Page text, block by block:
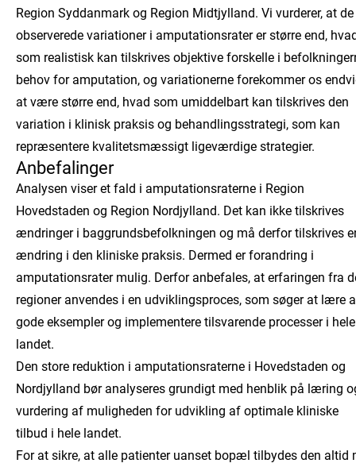
Region Syddanmark og Region Midtjylland. Vi vurderer, at de
observerede variationer i amputationsrater er større end,
som realistisk kan tilskrives objektive forskelle i
behov for amputation, og variationerne forekommer os
at være større end, hvad som umiddelbart kan tilskrives den
variation i klinisk praksis og behandlingsstrategi, som kan
repræsentere kvalitetsmæssigt ligeværdige strategier.
Anbefalinger
Analysen viser et fald i amputationsraterne i Region
Hovedstaden og Region Nordjylland. Det kan ikke tilskrives
ændringer i baggrundsbefolkningen og må derfor tilskrives
ændring i den kliniske praksis. Dermed er forandring i
amputationsrater mulig. Derfor anbefales, at erfaringen fra
regioner anvendes i en udviklingsproces, som søger at lære
gode eksempler og implementere tilsvarende processer i hele
landet.
Den store reduktion i amputationsraterne i Hovedstaden og
Nordjylland bør analyseres grundigt med henblik på læring
vurdering af muligheden for udvikling af optimale kliniske
tilbud i hele landet.
For at sikre, at alle patienter uanset bopæl tilbydes den altid